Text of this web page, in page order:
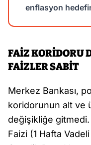
enflasyon
FAİZ KORİDORU
FAİZLER SABİT
Merkez Bankası,
koridorunun alt ve
değişikliğe gitmedi.
Faizi (1 Hafta